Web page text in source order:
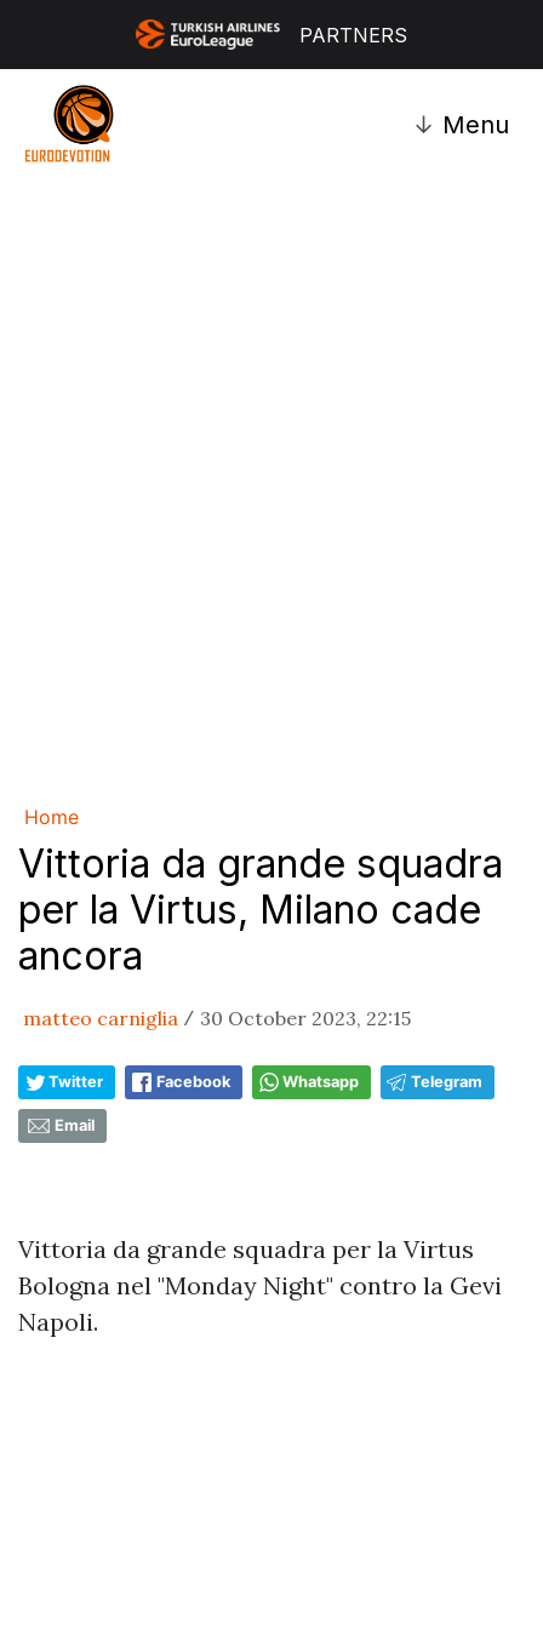
PARTNERS
↓ Menu
Home
Vittoria da grande squadra
per la Virtus, Milano cade
ancora
matteo carniglia / 30 October 2023, 22:15
Twitter Facebook Whatsapp Telegram
Email
Vittoria da grande squadra per la Virtus
Bologna nel "Monday Night" contro la Gevi
Napoli.